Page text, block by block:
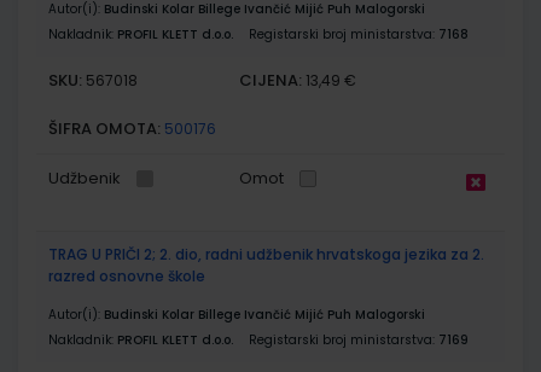
Autor(i): Budinski Kolar Billege Ivančić Mijić Puh Malogorski
Nakladnik: PROFIL KLETT d.o.o. Registarski broj ministarstva: 7168
SKU: 567018 CIJENA: 13,49 €
ŠIFRA OMOTA: 500176
Udžbenik Omot
TRAG U PRIČI 2; 2. dio, radni udžbenik hrvatskoga jezika za 2.
razred osnovne škole
Autor(i): Budinski Kolar Billege Ivančić Mijić Puh Malogorski
Nakladnik: PROFIL KLETT d.o.o. Registarski broj ministarstva: 7169